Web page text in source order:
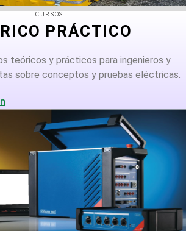
CURSOS
PRÁCTICO
teóricos y prácticos para ingenieros y
sobre conceptos y pruebas eléctricas.